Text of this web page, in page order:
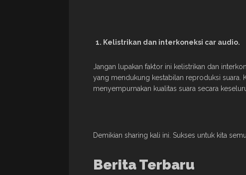
Kelistrikan dan interkoneksi car audio.
Jangan lupakan faktor ini kelistrikan dan
yang mendukung kestabilan reproduksi suara.
menyempurnakan kualitas suara secara
Demikian sharing kali ini. Sukses untuk kita
Berita Terbaru